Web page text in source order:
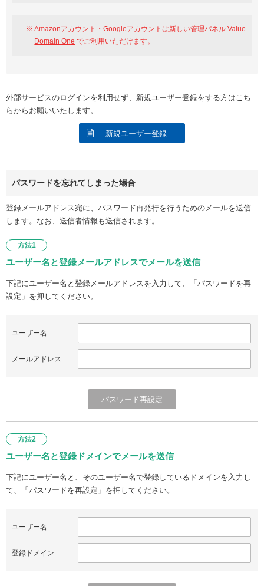
Amazonアカウント・Googleアカウントは新しい管理パネルValue
Domain One でご利用いただけます。
外部サービスのログインを利用せず、新規ユーザー登録をする方はこち
らからお願いいたします。
新規ユーザー登録
パスワードを忘れてしまった場合
登録メールアドレス宛に、パスワード再発行を行うためのメールを送信
します。なお、送信者情報も送信されます。
方法1
ユーザー名と登録メールアドレスでメールを送信
下記にユーザー名と登録メールアドレスを入力して、「パスワードを再
設定」を押してください。
ユーザー名
メールアドレス
方法2
ユーザー名と登録ドメインでメールを送信
下記にユーザー名と、そのユーザー名で登録しているドメインを入力し
て、「パスワードを再設定」を押してください。
ユーザー名
登録ドメイン